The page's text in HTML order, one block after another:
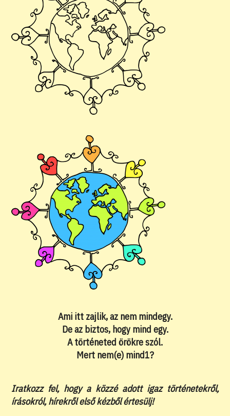
Ami itt zajlik, az nem mindegy.
De az biztos, hogy mind egy.
A történeted örökre szól.
Mert nem(e) mind1?
Iratkozz fel, hogy a közzé adott igaz történetekről,
írásokról, hírekről első kézből értesülj!